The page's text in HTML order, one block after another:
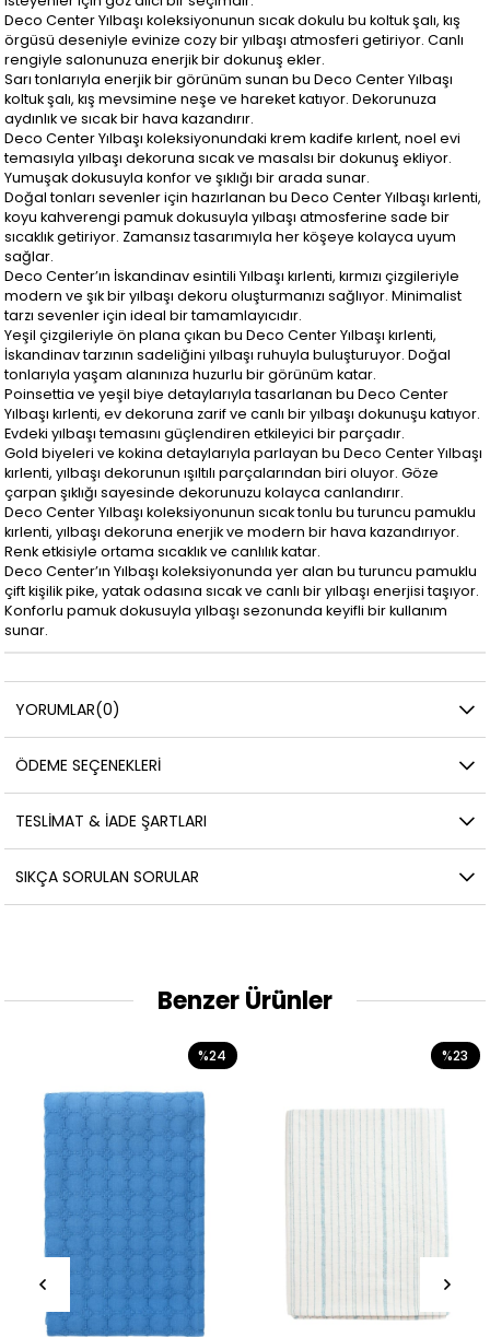
Deco Center Yılbaşı koleksiyonunun sıcak dokulu bu koltuk şalı, kış
örgüsü deseniyle evinize cozy bir yılbaşı atmosferi getiriyor. Canlı
rengiyle salonunuza enerjik bir dokunuş ekler.
Sarı tonlarıyla enerjik bir görünüm sunan bu Deco Center Yılbaşı
koltuk şalı, kış mevsimine neşe ve hareket katıyor. Dekorunuza
aydınlık ve sıcak bir hava kazandırır.
Deco Center Yılbaşı koleksiyonundaki krem kadife kırlent, noel evi
temasıyla yılbaşı dekoruna sıcak ve masalsı bir dokunuş ekliyor.
Yumuşak dokusuyla konfor ve şıklığı bir arada sunar.
Doğal tonları sevenler için hazırlanan bu Deco Center Yılbaşı kırlenti,
koyu kahverengi pamuk dokusuyla yılbaşı atmosferine sade bir
sıcaklık getiriyor. Zamansız tasarımıyla her köşeye kolayca uyum
sağlar.
Deco Center’ın İskandinav esintili Yılbaşı kırlenti, kırmızı çizgileriyle
modern ve şık bir yılbaşı dekoru oluşturmanızı sağlıyor. Minimalist
tarzı sevenler için ideal bir tamamlayıcıdır.
Yeşil çizgileriyle ön plana çıkan bu Deco Center Yılbaşı kırlenti,
İskandinav tarzının sadeliğini yılbaşı ruhuyla buluşturuyor. Doğal
tonlarıyla yaşam alanınıza huzurlu bir görünüm katar.
Poinsettia ve yeşil biye detaylarıyla tasarlanan bu Deco Center
Yılbaşı kırlenti, ev dekoruna zarif ve canlı bir yılbaşı dokunuşu katıyor.
Evdeki yılbaşı temasını güçlendiren etkileyici bir parçadır.
Gold biyeleri ve kokina detaylarıyla parlayan bu Deco Center Yılbaşı
kırlenti, yılbaşı dekorunun ışıltılı parçalarından biri oluyor. Göze
çarpan şıklığı sayesinde dekorunuzu kolayca canlandırır.
Deco Center Yılbaşı koleksiyonunun sıcak tonlu bu turuncu pamuklu
kırlenti, yılbaşı dekoruna enerjik ve modern bir hava kazandırıyor.
Renk etkisiyle ortama sıcaklık ve canlılık katar.
Deco Center’ın Yılbaşı koleksiyonunda yer alan bu turuncu pamuklu
çift kişilik pike, yatak odasına sıcak ve canlı bir yılbaşı enerjisi taşıyor.
Konforlu pamuk dokusuyla yılbaşı sezonunda keyifli bir kullanım
sunar.
YORUMLAR(0)
ÖDEME SEÇENEKLERI
TESLIMAT & İADE ŞARTLARI
SIKÇA SORULAN SORULAR
Benzer Ürünler